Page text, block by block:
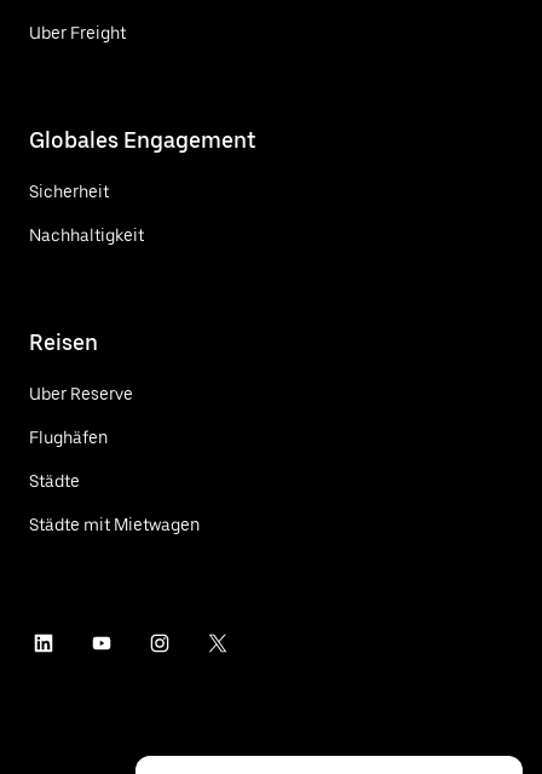
Uber Freight
Globales Engagement
Sicherheit
Nachhaltigkeit
Reisen
Uber Reserve
Flughäfen
Städte
Städte mit Mietwagen